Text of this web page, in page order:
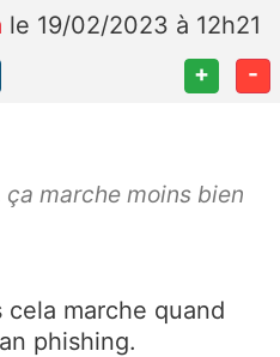
le 19/02/2023 à 12h21
+ -
marche moins bien
marche quand
phishing.